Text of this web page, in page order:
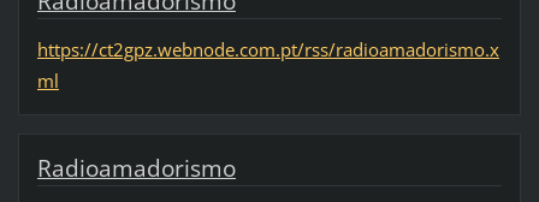
https://ct2gpz.webnode.com.pt/rss/radioamadorismo.x
ml
Radioamadorismo